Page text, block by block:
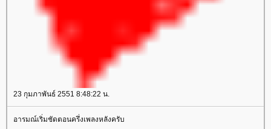
23 กุมภาพันธ์ 2551 8:48:22 น.
อารมณ์เริ่มชัดตอนครึ่งเพลงหลังครับ